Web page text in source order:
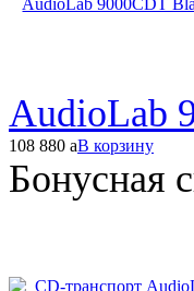
AudioLab
108 880 aВ корзину
Бонусная